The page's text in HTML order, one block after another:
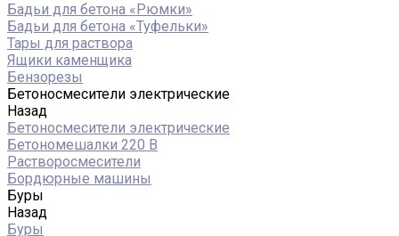
Бадьи для бетона «Рюмки»
Бадьи для бетона «Туфельки»
Тары для раствора
Ящики каменщика
Бензорезы
Бетоносмесители электрические
Назад
Бетоносмесители электрические
Бетономешалки 220 В
Растворосмесители
Бордюрные машины
Буры
Назад
Буры